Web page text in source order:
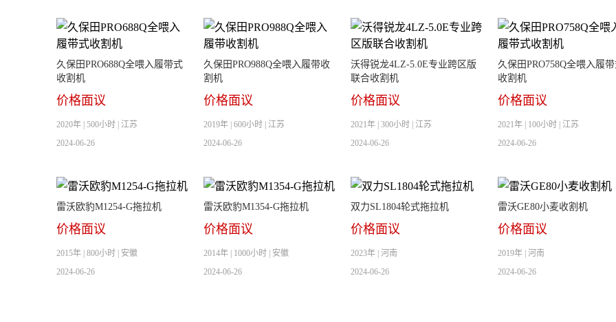
久保田PRO688Q全喂入履带式
收割机
价格面议
2020年 | 500小时 | 江苏
2024-06-26
久保田PRO988Q全喂入履带收
割机
价格面议
2019年 | 600小时 | 江苏
2024-06-26
沃得锐龙4LZ-5.0E专业跨区版
联合收割机
价格面议
2021年 | 300小时 | 江苏
2024-06-26
久保田PRO758Q全喂入履
收割机
价格面议
2021年 | 100小时 | 江苏
2024-06-26
雷沃欧豹M1254-G拖拉机
价格面议
2015年 | 800小时 | 安徽
2024-06-26
雷沃欧豹M1354-G拖拉机
价格面议
2014年 | 1000小时 | 安徽
2024-06-26
双力SL1804轮式拖拉机
价格面议
2023年 | 河南
2024-06-26
雷沃GE80小麦收割机
价格面议
2019年 | 河南
2024-06-26